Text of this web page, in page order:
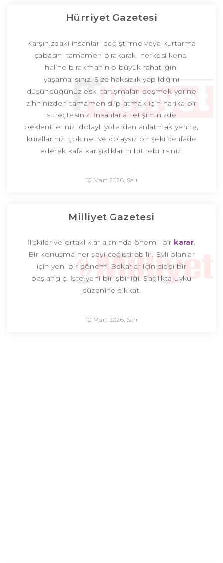
Hürriyet Gazetesi
Karşınızdaki insanları değiştirme veya kurtarma
çabasını tamamen bırakarak, herkesi kendi
haline bırakmanın o büyük rahatlığını
yaşamalısınız. Size haksızlık yapıldığını
düşündüğünüz eski tartışmaları deşmek yerine
zihninizden tamamen silip atmak için harika bir
süreçtesiniz. İnsanlarla iletişiminizde
beklentilerinizi dolaylı yollardan anlatmak yerine,
kurallarınızı çok net ve dolaysız bir şekilde ifade
ederek kafa karışıklıklarını bitirebilirsiniz.
10 Mart 2026, Salı
Milliyet Gazetesi
İlişkiler ve ortaklıklar alanında önemli bir karar.
Bir konuşma her şeyi değiştirebilir. Evli olanlar
için yeni bir dönem. Bekarlar için ciddi bir
başlangıç. İşte yeni bir işbirliği. Sağlıkta uyku
düzenine dikkat.
10 Mart 2026, Salı